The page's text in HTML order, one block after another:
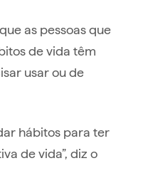
as pessoas que
de vida têm
usar ou de
hábitos para ter
de vida”, diz o